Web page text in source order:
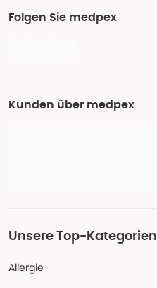
Folgen Sie medpex
Kunden über medpex
Unsere Top-Kategorien
Allergie